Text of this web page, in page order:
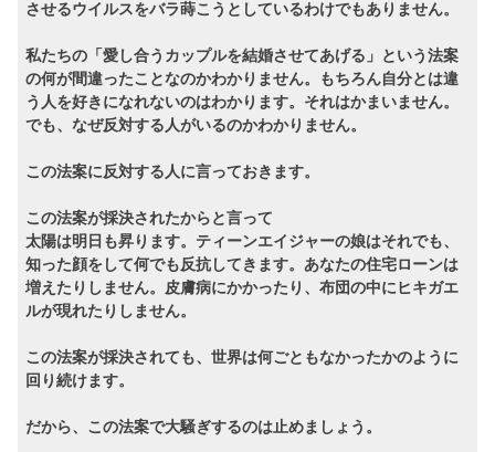
させるウイルスをバラ蒔こうとしているわけでもありません。
私たちの「愛し合うカップルを結婚させてあげる」という法案
の何が間違ったことなのかわかりません。もちろん自分とは違
う人を好きになれないのはわかります。それはかまいません。
でも、なぜ反対する人がいるのかわかりません。
この法案に反対する人に言っておきます。
この法案が採決されたからと言って
太陽は明日も昇ります。ティーンエイジャーの娘はそれでも、
知った顔をして何でも反抗してきます。あなたの住宅ローンは
増えたりしません。皮膚病にかかったり、布団の中にヒキガエ
ルが現れたりしません。
この法案が採決されても、世界は何ごともなかったかのように
回り続けます。
だから、この法案で大騒ぎするのは止めましょう。